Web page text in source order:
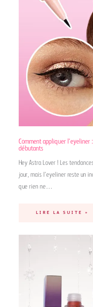
Comment appliquer
débutants
Hey Astra Lover ! Les
jour, mais l’eyeliner reste un
que rien ne…
LIRE LA SUITE »